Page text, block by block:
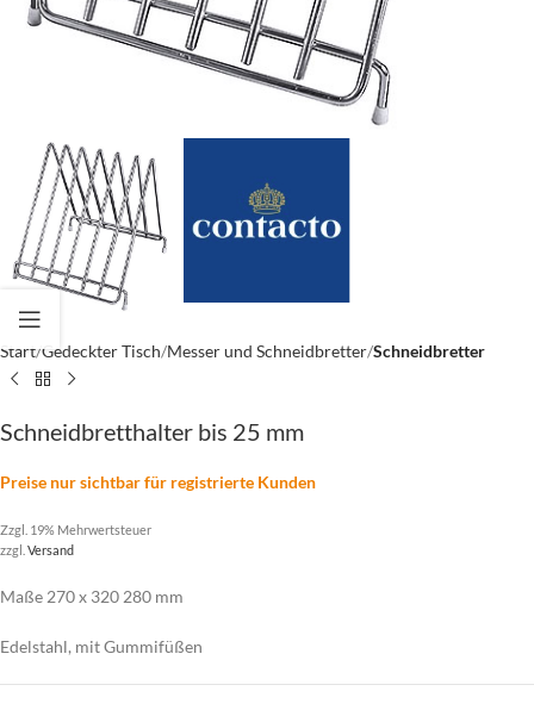
Start Gedeckter Tisch Messer und Schneidbretter Schneidbretter
Schneidbretthalter bis 25 mm
Preise nur sichtbar für registrierte Kunden
Zzgl. 19% Mehrwertsteuer
zzgl. Versand
Maße 270 x 320 280 mm
Edelstahl, mit Gummifüßen